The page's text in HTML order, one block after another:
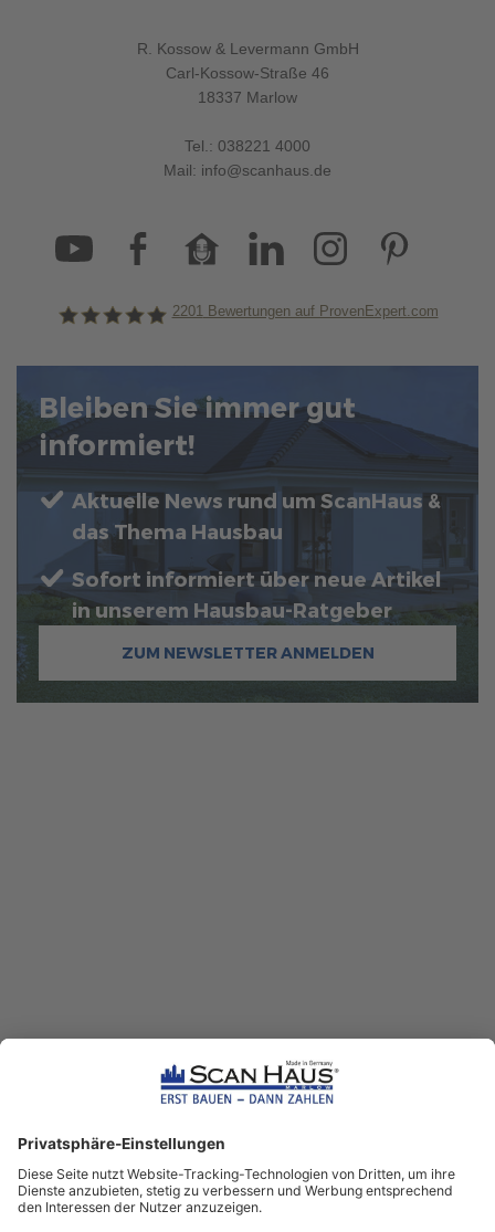
R. Kossow & Levermann GmbH
Carl-Kossow-Straße 46
18337 Marlow
Tel.: 038221 4000
Mail: info@scanhaus.de
2201Bewertungen auf ProvenExpert.com
Bleiben Sie immer gut
informiert!
Aktuelle News rund um ScanHaus &
das Thema Hausbau
Sofort informiert über neue Artikel
in unserem Hausbau-Ratgeber
ZUM NEWSLETTER ANMELDEN